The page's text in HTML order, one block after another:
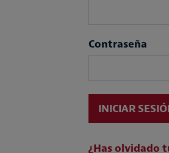
Contraseña
INICIAR
¿Has olvidado